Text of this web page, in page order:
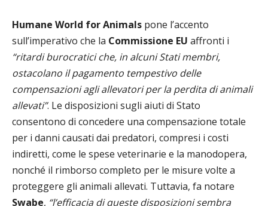
Humane World for Animals pone l’accento
sull’imperativo che la Commissione EU affronti i
“ritardi burocratici che, in alcuni Stati membri,
ostacolano il pagamento tempestivo delle
compensazioni agli allevatori per la perdita di animali
allevati”. Le disposizioni sugli aiuti di Stato
consentono di concedere una compensazione totale
per i danni causati dai predatori, compresi i costi
indiretti, come le spese veterinarie e la manodopera,
nonché il rimborso completo per le misure volte a
proteggere gli animali allevati. Tuttavia, fa notare
Swabe, “l’efficacia di queste disposizioni sembra